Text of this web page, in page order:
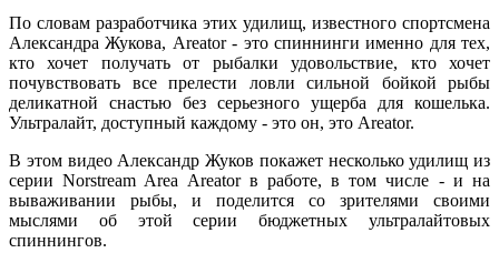
По словам разработчика этих удилищ, известного спортсмена
Александра Жукова, Areator - это спиннинги именно для тех,
кто хочет получать от рыбалки удовольствие, кто хочет
почувствовать все прелести ловли сильной бойкой рыбы
деликатной снастью без серьезного ущерба для кошелька.
Ультралайт, доступный каждому - это он, это Areator.
В этом видео Александр Жуков покажет несколько удилищ из
серии Norstream Area Areator в работе, в том числе - и на
вываживании рыбы, и поделится со зрителями своими
мыслями об этой серии бюджетных ультралайтовых
спиннингов.